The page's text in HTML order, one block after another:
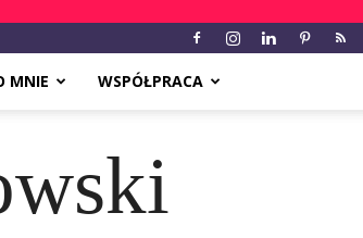
MNIE WSPÓŁPRACA